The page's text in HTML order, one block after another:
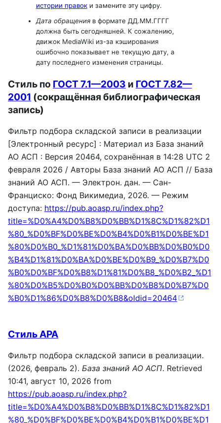
истории правоки замените эту цифру.
Дата обращенияв формате ДД.ММ.ГГГГ
должна быть сегодняшней. К сожалению,
движок MediaWiki из-за кэширования
ошибочно показывает не текущую дату, а
дату последнего изменения страницы.
Стиль по ГОСТ 7.1—2003 и ГОСТ 7.82—
2001 (сокращённая библиографическая
запись)
Фильтр подбора складской записи в реализации
[Электронный ресурс] : Материал из База знаний
АО АСП : Версия 20464, сохранённая в 14:28 UTC 2
февраля 2026 / Авторы База знаний АО АСП // База
знаний АО АСП. — Электрон. дан. — Сан-
Франциско: Фонд Викимедиа, 2026. — Режим
доступа: https://pub.aoasp.ru/index.php?
title=%D0%A4%D0%B8%D0%BB%D1%8C%D1%82%D1
%80_%D0%BF%D0%BE%D0%B4%D0%B1%D0%BE%D1
%80%D0%B0_%D1%81%D0%BA%D0%BB%D0%B0%D0
%B4%D1%81%D0%BA%D0%BE%D0%B9_%D0%B7%D0
%B0%D0%BF%D0%B8%D1%81%D0%B8_%D0%B2_%D1
%80%D0%B5%D0%B0%D0%BB%D0%B8%D0%B7%D0
%B0%D1%86%D0%B8%D0%B8&oldid=20464
Стиль APA
Фильтр подбора складской записи в реализации.
(2026, февраль 2). База знаний АО АСП. Retrieved
10:41, август 10, 2026 from
https://pub.aoasp.ru/index.php?
title=%D0%A4%D0%B8%D0%BB%D1%8C%D1%82%D1
%80_%D0%BF%D0%BE%D0%B4%D0%B1%D0%BE%D1